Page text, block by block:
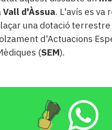
Vall d'Àssua. L'avís es va
una dotació
d'Actuacions
(SEM).